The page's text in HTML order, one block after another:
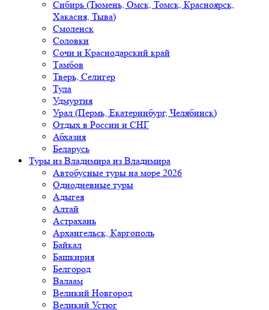
Сибирь (Тюмень, Омск, Томск, Красноярск,
Хакасия, Тыва)
Смоленск
Соловки
Сочи и Краснодарский край
Тамбов
Тверь, Селигер
Тула
Удмуртия
Урал (Пермь, Екатеринбург, Челябинск)
Отдых в России и СНГ
Абхазия
Беларусь
Туры из Владимира из Владимира
Автобусные туры на море 2026
Однодневные туры
Адыгея
Алтай
Астрахань
Архангельск, Каргополь
Байкал
Башкирия
Белгород
Валаам
Великий Новгород
Великий Устюг